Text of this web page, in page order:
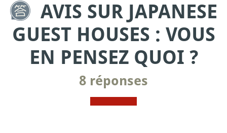
AVIS SUR JAPANESE
GUEST HOUSES : VOUS
EN PENSEZ QUOI ?
8 réponses